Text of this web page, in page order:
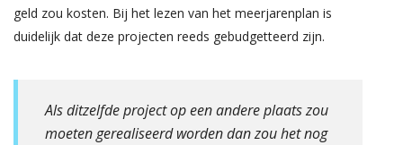
geld zou kosten. Bij het lezen van het meerjarenplan is
duidelijk dat deze projecten reeds gebudgetteerd zijn.
Als ditzelfde project op een andere plaats zou
moeten gerealiseerd worden dan zou het nog